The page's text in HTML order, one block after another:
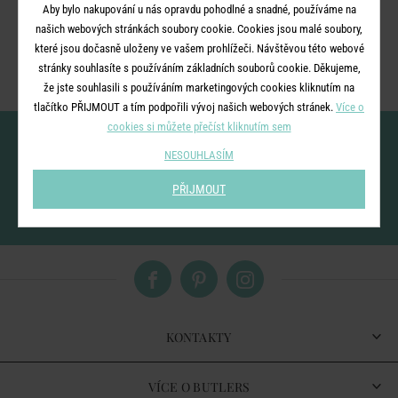
Ale nezoufejte, připravili jsme pro vás rozcestník nejbližších
kategorií.
Nenechte si ujít novinky!
vložením e-mailu souhlasíte sezpracováním osobních údajůpro zasílání našeho
KONTAKTY
VÍCE O BUTLERS
Aby bylo nakupování u nás opravdu pohodlné a snadné, používáme na
našich webových stránkách soubory cookie. Cookies jsou malé soubory,
které jsou dočasně uloženy ve vašem prohlížeči. Návštěvou této webové
stránky souhlasíte s používáním základních souborů cookie. Děkujeme,
že jste souhlasili s používáním marketingových cookies kliknutím na
tlačítko PŘIJMOUT a tím podpořili vývoj našich webových stránek. Více o
cookies si můžete přečíst kliknutím sem
NESOUHLASÍM
PŘIJMOUT